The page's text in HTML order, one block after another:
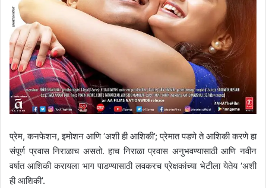
प्रेम, कनफेशन, इमोशन आणि ‘अशी ही आशिकी’; प्रेमात पडणे ते आशिकी करणे हा
संपूर्ण प्रवास निराळाच असतो. हाच निराळा प्रवास अनुभवण्यासाठी आणि नवीन
वर्षात आशिकी करायला भाग पाडण्यासाठी लवकरच प्रेक्षकांच्या भेटीला येतेय ‘अशी
ही आशिकी’.